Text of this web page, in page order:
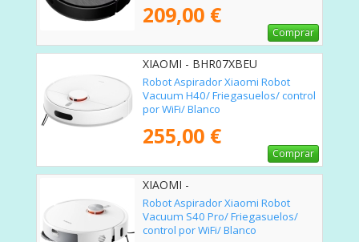
209,00 €
Comprar
XIAOMI - BHR07XBEU
Robot Aspirador Xiaomi Robot
Vacuum H40/ Friegasuelos/ control
por WiFi/ Blanco
255,00 €
Comprar
XIAOMI -
Robot Aspirador Xiaomi Robot
Vacuum S40 Pro/ Friegasuelos/
control por WiFi/ Blanco